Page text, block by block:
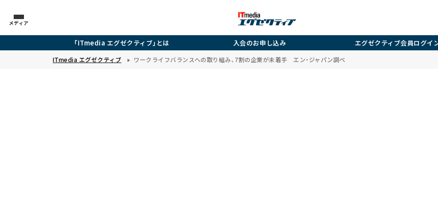
メディア
「ITmedia エグゼクティブ」とは 入会のお申し込み エグゼクティブ会員ログイ
ITmedia エグゼクティブ ワークライフバランスへの取り組み、7割の企業が未着手 エン・ジャパン調べ